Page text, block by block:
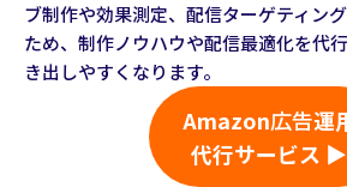
ブ制作や効果測定、配信ターゲティン
ため、制作ノウハウや配信最適化を代
き出しやすくなります。
Amazon広告運
代行サービス ▶